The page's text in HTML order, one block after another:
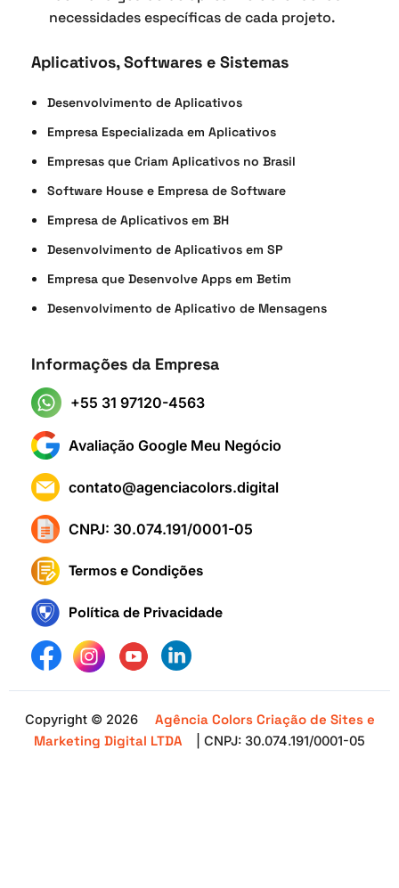
necessidades específicas de cada projeto.
Aplicativos, Softwares e Sistemas
Desenvolvimento de Aplicativos
Empresa Especializada em Aplicativos
Empresas que Criam Aplicativos no Brasil
Software House e Empresa de Software
Empresa de Aplicativos em BH
Desenvolvimento de Aplicativos em SP
Empresa que Desenvolve Apps em Betim
Desenvolvimento de Aplicativo de Mensagens
Informações da Empresa
+55 31 97120-4563
Avaliação Google Meu Negócio
contato@agenciacolors.digital
CNPJ: 30.074.191/0001-05
Termos e Condições
Política de Privacidade
Copyright © 2026
Agência Colors Criação de Sites e
Marketing Digital LTDA
| CNPJ: 30.074.191/0001-05